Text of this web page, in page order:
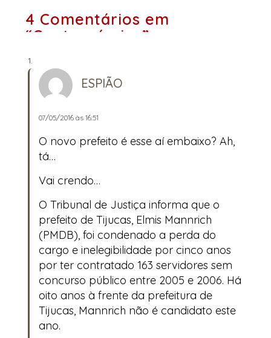
4 Comentários em
“Controvérsias”
ESPIÃO
07/05/2016 às 16:51
O novo prefeito é esse aí embaixo? Ah,
tá…
Vai crendo…
O Tribunal de Justiça informa que o
prefeito de Tijucas, Elmis Mannrich
(PMDB), foi condenado a perda do
cargo e inelegibilidade por cinco anos
por ter contratado 163 servidores sem
concurso público entre 2005 e 2006. Há
oito anos à frente da prefeitura de
Tijucas, Mannrich não é candidato este
ano.